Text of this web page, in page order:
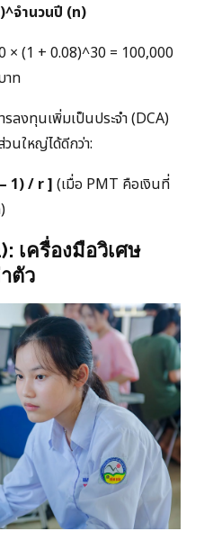
จำนวนปี (n)
× (1 + 0.08)^30 = 100,000
าท
ลงทุนเพิ่มเป็นประจำ (DCA)
นใหญ่ได้ดีกว่า:
1) / r ] (เมื่อ PMT คือเงินที่
เครื่องมือวิเศษ
ตัว